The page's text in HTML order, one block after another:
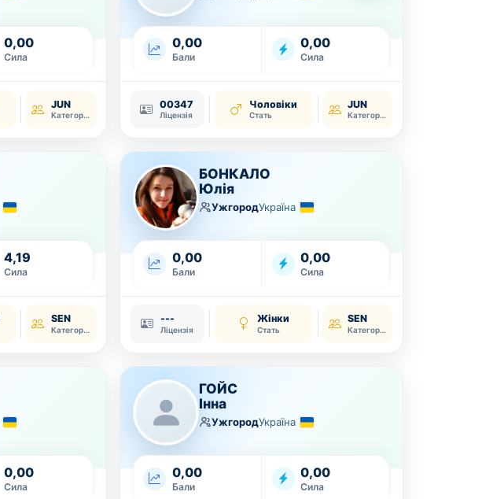
0,00
Сила
JUN
Категорія
0,00
Бали
0,00
Сила
00347
Ліцензія
Чоловіки
Стать
JUN
Категорія
4,19
Сила
SEN
Категорія
БОНКАЛО
Юлія
УжгородУкраїна
0,00
Бали
0,00
Сила
---
Ліцензія
Жінки
Стать
SEN
Категорія
0,00
Сила
ГОЙС
Інна
УжгородУкраїна
0,00
Бали
0,00
Сила